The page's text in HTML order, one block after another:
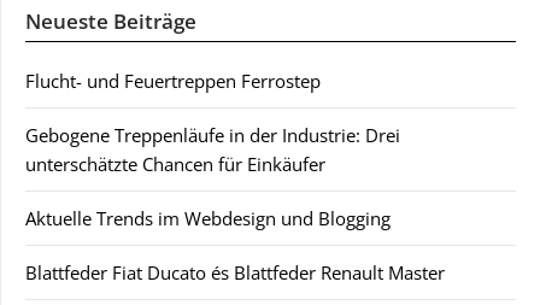
Neueste Beiträge
Flucht- und Feuertreppen Ferrostep
Gebogene Treppenläufe in der Industrie: Drei
unterschätzte Chancen für Einkäufer
Aktuelle Trends im Webdesign und Blogging
Blattfeder Fiat Ducato és Blattfeder Renault Master